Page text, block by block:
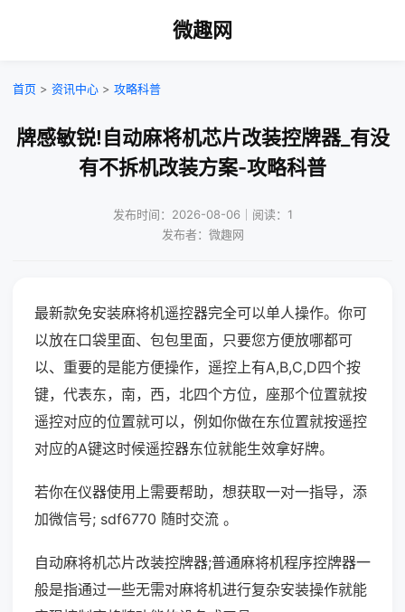
微趣网
首页 > 资讯中心 > 攻略科普
牌感敏锐!自动麻将机芯片改装控牌器_有没
有不拆机改装方案-攻略科普
发布时间：2026-08-06｜阅读：1
发布者：微趣网
最新款免安装麻将机遥控器完全可以单人操作。你可
以放在口袋里面、包包里面，只要您方便放哪都可
以、重要的是能方便操作，遥控上有A,B,C,D四个按
键，代表东，南，西，北四个方位，座那个位置就按
遥控对应的位置就可以，例如你做在东位置就按遥控
对应的A键这时候遥控器东位就能生效拿好牌。
若你在仪器使用上需要帮助，想获取一对一指导，添
加微信号; sdf6770 随时交流 。
自动麻将机芯片改装控牌器;普通麻将机程序控牌器一
般是指通过一些无需对麻将机进行复杂安装操作就能